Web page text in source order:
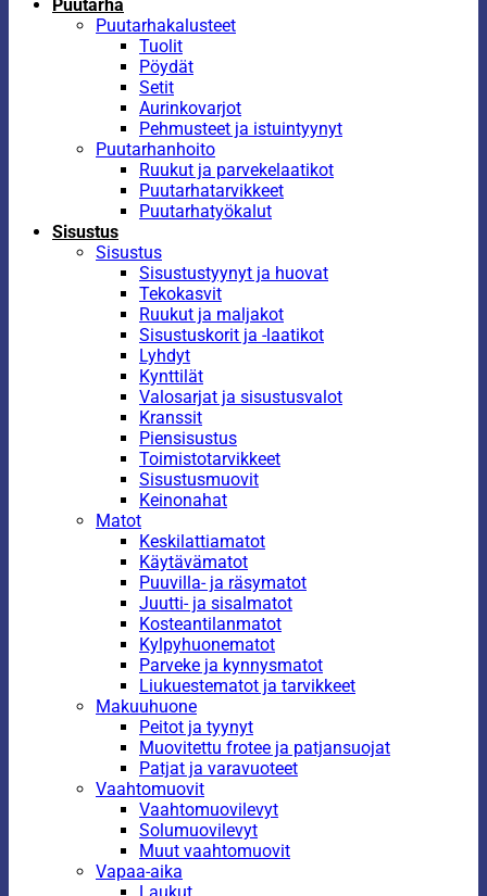
Puutarha
Puutarhakalusteet
Tuolit
Pöydät
Setit
Aurinkovarjot
Pehmusteet ja istuintyynyt
Puutarhanhoito
Ruukut ja parvekelaatikot
Puutarhatarvikkeet
Puutarhatyökalut
Sisustus
Sisustus
Sisustustyynyt ja huovat
Tekokasvit
Ruukut ja maljakot
Sisustuskorit ja -laatikot
Lyhdyt
Kynttilät
Valosarjat ja sisustusvalot
Kranssit
Piensisustus
Toimistotarvikkeet
Sisustusmuovit
Keinonahat
Matot
Keskilattiamatot
Käytävämatot
Puuvilla- ja räsymatot
Juutti- ja sisalmatot
Kosteantilanmatot
Kylpyhuonematot
Parveke ja kynnysmatot
Liukuestematot ja tarvikkeet
Makuuhuone
Peitot ja tyynyt
Muovitettu frotee ja patjansuojat
Patjat ja varavuoteet
Vaahtomuovit
Vaahtomuovilevyt
Solumuovilevyt
Muut vaahtomuovit
Vapaa-aika